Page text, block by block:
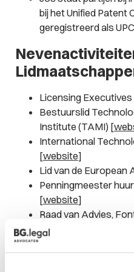
bij het Unified Patent
geregistreerd als
Licensing
Bestuurslid
Institute (TAMI) [
International
[website]
Lid van de European
Penningmeester
[website]
Raad van Advies,
for Society [
Presentaties